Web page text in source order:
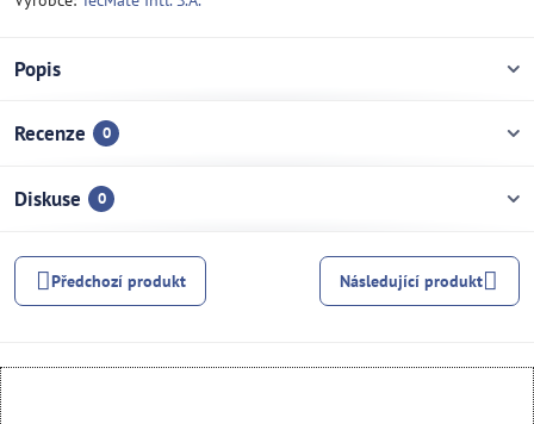
Popis
Recenze 0
Diskuse 0
Předchozí produkt Následující produkt